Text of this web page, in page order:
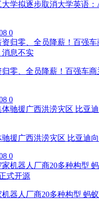
大学拟逐步取消大学英语
0
归零、全员降薪！百强车
0
援广西洪涝灾区 比亚迪
0
机器人厂商20多种构型 蚂